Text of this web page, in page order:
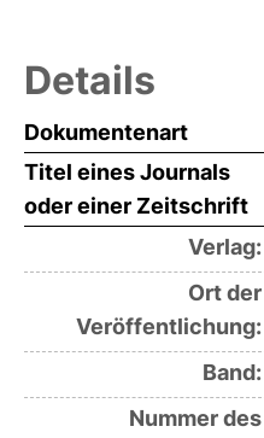
Details
Dokumentenart
Titel eines Journals
oder einer Zeitschrift
Verlag:
Ort der
Veröffentlichung:
Band:
Nummer des